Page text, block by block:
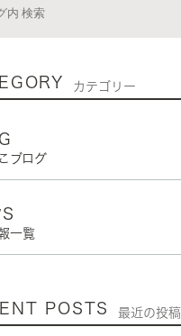
カテゴリー
ブログ
一覧
POSTS 最近の投稿